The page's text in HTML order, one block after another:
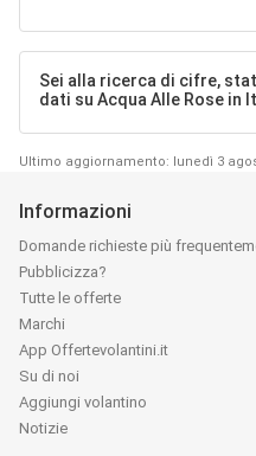
Sei alla ricerca di cifre,
dati su Acqua Alle Rose in
Ultimo aggiornamento: lunedì 3
Informazioni
Domande richieste più
Pubblicizza?
Tutte le offerte
Marchi
App Offertevolantini.it
Su di noi
Aggiungi volantino
Notizie